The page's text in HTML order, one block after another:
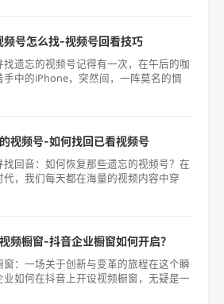
号怎么找-视频号回看技巧
遗忘的视频号记得有一次，在午后的咖
手中的iPhone，突然间，一阵莫名的惆
视频号-如何找回已看视频号
回音：如何恢复那些遗忘的视频号？在
，我们每天都在海量的视频内容中穿
频橱窗-抖音企业橱窗如何开启？
：一场关于创新与变革的旅程在这个瞬
业如何在抖音上开设视频橱窗，无疑是一